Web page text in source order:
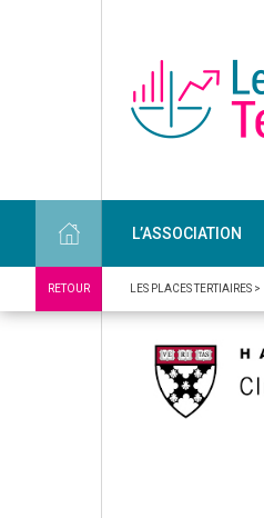
L’ASSOCIATION
RETOUR LES PLACES TERTIAIRES >